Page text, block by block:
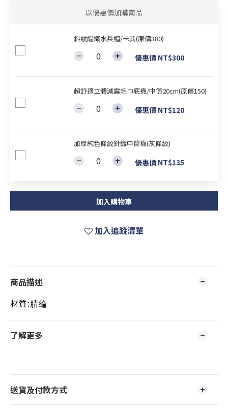
以優惠價加購商品
斜紋編織水兵帽/卡其(原價380)
優惠價 NT$300
超舒適立體減震毛巾底襪/中筒20cm(原價150)
優惠價 NT$120
加厚純色條紋針織中筒襪(灰條紋)
優惠價 NT$135
加入購物車
加入追蹤清單
商品描述
材質:腈綸
了解更多
送貨及付款方式